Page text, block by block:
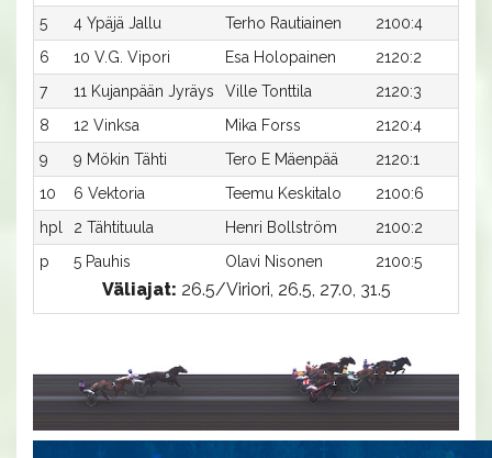
5
4 Ypäjä Jallu Terho Rautiainen 2100:4
6
10 V.G. Vipori Esa Holopainen 2120:2
7
11 Kujanpään Jyräys Ville Tonttila 2120:3
8
12 Vinksa Mika Forss 2120:4
9
9 Mökin Tähti Tero E Mäenpää 2120:1
10
6 Vektoria Teemu Keskitalo 2100:6
hpl
2 Tähtituula Henri Bollström 2100:2
p
5 Pauhis Olavi Nisonen 2100:5
Väliajat: 26.5/Viriori, 26.5, 27.0, 31.5